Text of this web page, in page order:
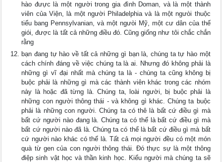
hào đưực là một người trong gia đình Doman, và là một thành
viên của Viện, là một người Philadelphia và là một ngưòi thuộc
tiểu bang Pennsylvanian, và một ngưòi Mỹ, một cư dân của thế
giói, được là tất cả những điều đó. Cũng giống như tôi chắc chắn
rằng
bạn đang tự hào về tất cả những gì bạn là, chúng ta tự hào một
cách chính đáng về việc chúng ta là ai. Nhưng đó không phải là
những gì vĩ đại nhất mà chúng ta là - chúng ta cũng không bị
buộc phải là những gì mà các thành viên khác trong các nhóm
này là hoặc đã từng là. Chúng ta, loài người, bị buộc phải là
những con người thông thái - và không gì khác. Chúng ta buộc
phải là những con người. Chúng ta có thê là bất cứ điều gì mà
bất cứ người nào đang là. Chúng ta có thể là bất cứ điều gì mà
bất cứ người nào đã là. Chúng ta có thể là bất cứ điều gì mà bất
cứ người nào khác có thể là. Tất cả mọi người đều có một món
quà từ gen của con người thông thái. Đó thực sự là một thông
điệp sinh vật học và thần kinh học. Kiểu người mà chúng ta sẽ